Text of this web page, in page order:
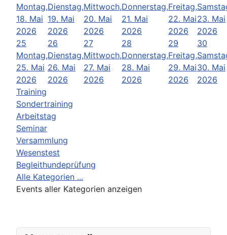
Montag,
18. Mai
2026
Dienstag,
19. Mai
2026
Mittwoch,
20. Mai
2026
Donnerstag,
21. Mai
2026
Freitag,
22. Mai
2026
23. Mai
2026
25
Montag,
25. Mai
2026
26
Dienstag,
26. Mai
2026
27
Mittwoch,
27. Mai
2026
28
Donnerstag,
28. Mai
2026
29
Freitag,
29. Mai
2026
30
30. Mai
2026
Training
Sondertraining
Arbeitstag
Seminar
Versammlung
Wesenstest
Begleithundeprüfung
Alle Kategorien ...
Events aller Kategorien anzeigen